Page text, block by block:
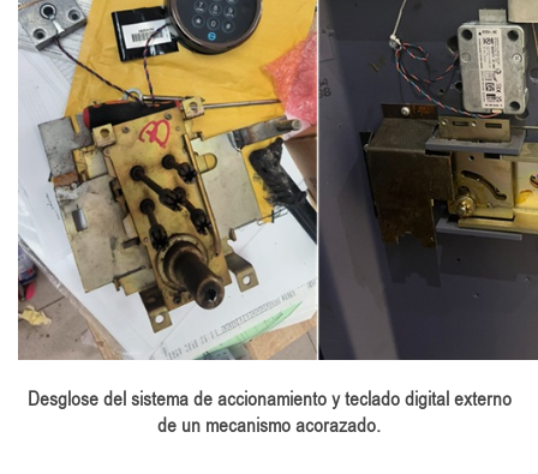
Desglose del sistema de accionamiento y teclado digital externo
de un mecanismo acorazado.